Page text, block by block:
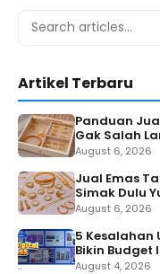
Search
Artikel Terbaru
Panduan
Gak Salah
August 6, 2026
Jual Emas
Simak Dulu
August 6, 2026
5 Kesalahan
Bikin Budget
August 4, 2026